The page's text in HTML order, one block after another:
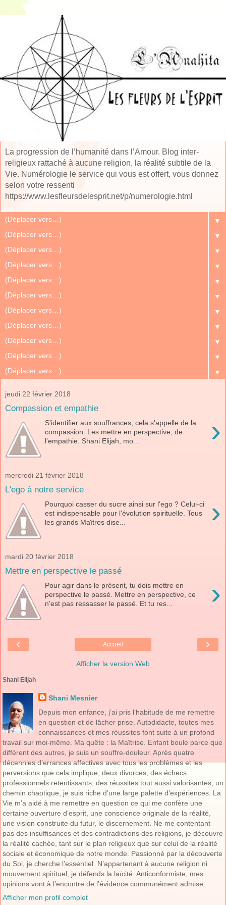
La progression de l’humanité dans l’Amour. Blog inter-
religieux rattaché à aucune religion, la réalité subtile de la
Vie. Numérologie le service qui vous est offert, vous donnez
selon votre ressenti
https://www.lesfleursdelesprit.net/p/numerologie.html
▼
▼
▼
▼
▼
▼
▼
▼
▼
▼
▼
jeudi 22 février 2018
Compassion et empathie
›
S'identifier aux souffrances, cela s'appelle de la
compassion. Les mettre en perspective, de
l'empathie. Shani Elijah, mo...
mercredi 21 février 2018
L'ego à notre service
›
Pourquoi casser du sucre ainsi sur l'ego ? Celui-ci
est indispensable pour l'évolution spirituelle. Tous
les grands Maîtres dise...
mardi 20 février 2018
Mettre en perspective le passé
›
Pour agir dans le présent, tu dois mettre en
perspective le passé. Mettre en perspective, ce
n'est pas ressasser le passé. Et tu res...
‹ ›
Accueil
Afficher la version Web
Shani Elijah
Shani Mesnier
Depuis mon enfance, j’ai pris l’habitude de me remettre
en question et de lâcher prise. Autodidacte, toutes mes
connaissances et mes réussites font suite à un profond
travail sur moi-même. Ma quête : la Maîtrise. Enfant boule parce que
différent des autres, je suis un souffre-douleur. Après quatre
décennies d’errances affectives avec tous les problèmes et les
perversions que cela implique, deux divorces, des échecs
professionnels retentissants, des réussites tout aussi valorisantes, un
chemin chaotique, je suis riche d’une large palette d’expériences. La
Vie m’a aidé à me remettre en question ce qui me confère une
certaine ouverture d’esprit, une conscience originale de la réalité,
une vision construite du futur, le discernement. Ne me contentant
pas des insuffisances et des contradictions des religions, je découvre
la réalité cachée, tant sur le plan religieux que sur celui de la réalité
sociale et économique de notre monde. Passionné par la découverte
du Soi, je cherche l’essentiel. N’appartenant à aucune religion ni
mouvement spirituel, je défends la laïcité. Anticonformiste, mes
opinions vont à l’encontre de l’évidence communément admise.
Afficher mon profil complet